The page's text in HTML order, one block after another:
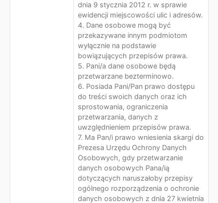
dnia 9 stycznia 2012 r. w sprawie
ewidencji miejscowości ulic i adresów.
4. Dane osobowe mogą być
przekazywane innym podmiotom
wyłącznie na podstawie
bowiązujących przepisów prawa.
5. Pani/a dane osobowe będą
przetwarzane bezterminowo.
6. Posiada Pani/Pan prawo dostępu
do treści swoich danych oraz ich
sprostowania, ograniczenia
przetwarzania, danych z
uwzględnieniem przepisów prawa.
7. Ma Pan/i prawo wniesienia skargi do
Prezesa Urzędu Ochrony Danych
Osobowych, gdy przetwarzanie
danych osobowych Pana/ią
dotyczących naruszałoby przepisy
ogólnego rozporządzenia o ochronie
danych osobowych z dnia 27 kwietnia